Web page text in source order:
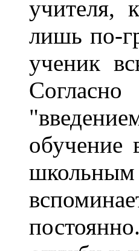
учителя,
лишь по-
ученик
обучение